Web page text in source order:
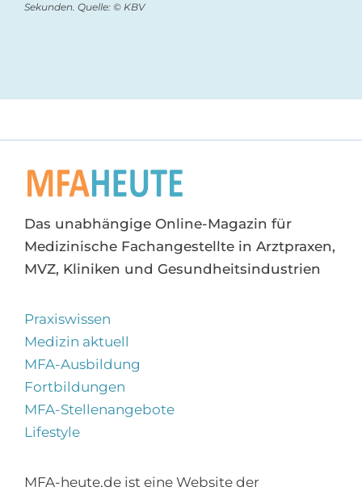
Sekunden. Quelle: © KBV
Das unabhängige Online-Magazin für
Medizinische Fachangestellte in Arztpraxen,
MVZ, Kliniken und Gesundheitsindustrien
Praxiswissen
Medizin aktuell
MFA-Ausbildung
Fortbildungen
MFA-Stellenangebote
Lifestyle
MFA-heute.de ist eine Website der